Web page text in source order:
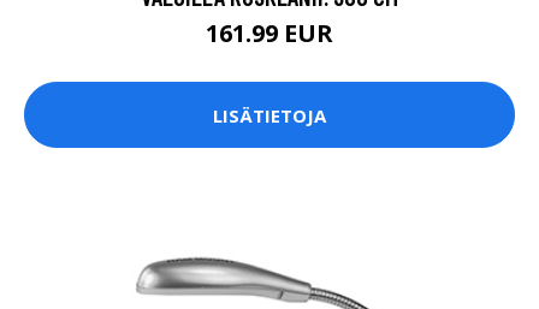
161.99 EUR
LISÄTIETOJA